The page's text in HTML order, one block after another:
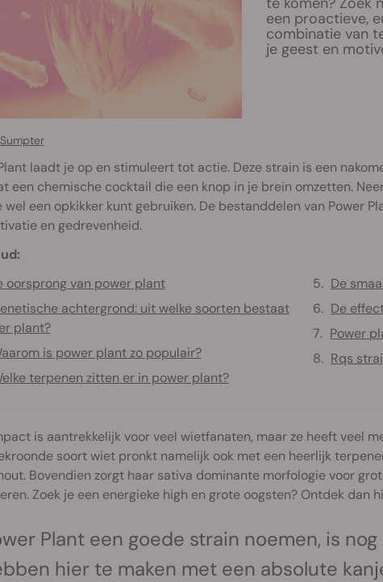
een proactieve,
combinatie van
je geest en
laadt je op en stimuleert tot actie. Deze strain is een
een chemische cocktail die een knop in je brein omzetten.
wel een opkikker kunt gebruiken. De bestanddelen van Power
en gedrevenheid.
oorsprong van power plant
achtergrond: uit welke soorten bestaat
plant?
is power plant zo populair?
terpenen zitten er in power plant?
De
De
Power
Rqs
is aantrekkelijk voor veel wietfanaten, maar ze heeft veel
soort wiet pronkt namelijk ook met een heerlijk
Bovendien zorgt haar sativa dominante morfologie voor
Zoek je een energieke high en grote oogsten? Ontdek dan
Plant een goede strain noemen, is
hier te maken met een absolute